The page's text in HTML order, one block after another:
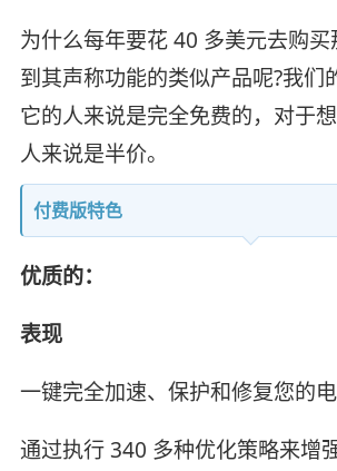
为什么每年要花 40 多美元去购
到其声称功能的类似产品呢?我们
它的人来说是完全免费的，对于
人来说是半价。
付费版特色
优质的：
表现
一键完全加速、保护和修复您的电
通过执行 340 多种优化策略来增强